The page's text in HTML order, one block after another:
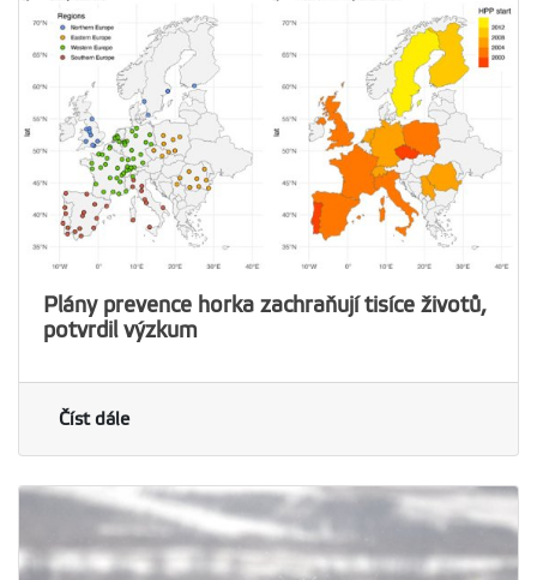
Plány prevence horka zachraňují tisíce životů,
potvrdil výzkum
Číst dále